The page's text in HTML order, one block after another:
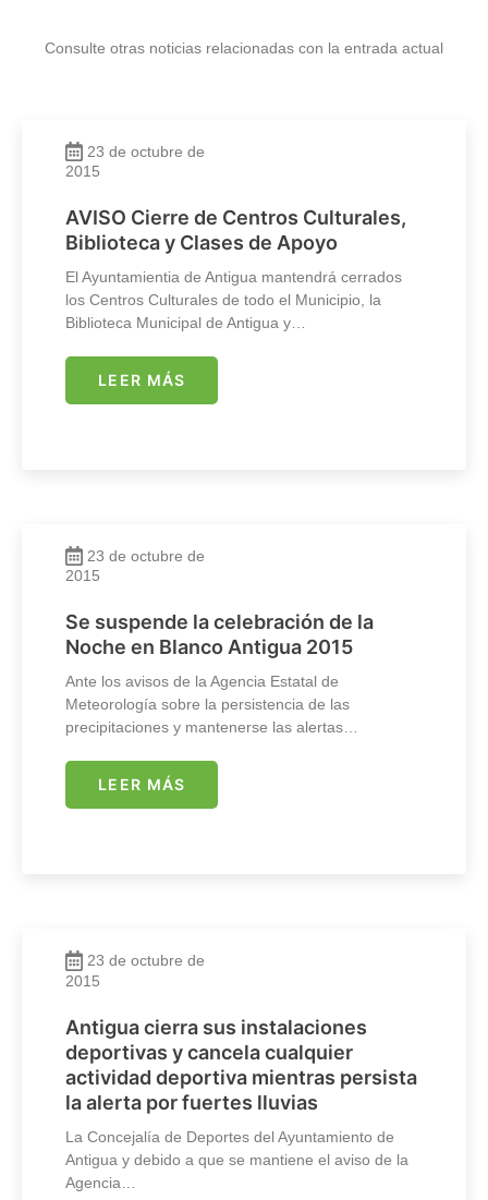
Consulte otras noticias relacionadas con la entrada actual
23 de octubre de
2015
AVISO Cierre de Centros Culturales,
Biblioteca y Clases de Apoyo
El Ayuntamientia de Antigua mantendrá cerrados
los Centros Culturales de todo el Municipio, la
Biblioteca Municipal de Antigua y…
LEER MÁS
23 de octubre de
2015
Se suspende la celebración de la
Noche en Blanco Antigua 2015
Ante los avisos de la Agencia Estatal de
Meteorología sobre la persistencia de las
precipitaciones y mantenerse las alertas…
LEER MÁS
23 de octubre de
2015
Antigua cierra sus instalaciones
deportivas y cancela cualquier
actividad deportiva mientras persista
la alerta por fuertes lluvias
La Concejalía de Deportes del Ayuntamiento de
Antigua y debido a que se mantiene el aviso de la
Agencia…